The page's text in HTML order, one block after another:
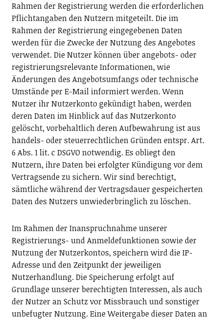
Rahmen der Registrierung werden die erforderlichen
Pflichtangaben den Nutzern mitgeteilt. Die im
Rahmen der Registrierung eingegebenen Daten
werden für die Zwecke der Nutzung des Angebotes
verwendet. Die Nutzer können über angebots- oder
registrierungsrelevante Informationen, wie
Änderungen des Angebotsumfangs oder technische
Umstände per E-Mail informiert werden. Wenn
Nutzer ihr Nutzerkonto gekündigt haben, werden
deren Daten im Hinblick auf das Nutzerkonto
gelöscht, vorbehaltlich deren Aufbewahrung ist aus
handels- oder steuerrechtlichen Gründen entspr. Art.
6 Abs. 1 lit. c DSGVO notwendig. Es obliegt den
Nutzern, ihre Daten bei erfolgter Kündigung vor dem
Vertragsende zu sichern. Wir sind berechtigt,
sämtliche während der Vertragsdauer gespeicherten
Daten des Nutzers unwiederbringlich zu löschen.
Im Rahmen der Inanspruchnahme unserer
Registrierungs- und Anmeldefunktionen sowie der
Nutzung der Nutzerkontos, speichern wird die IP-
Adresse und den Zeitpunkt der jeweiligen
Nutzerhandlung. Die Speicherung erfolgt auf
Grundlage unserer berechtigten Interessen, als auch
der Nutzer an Schutz vor Missbrauch und sonstiger
unbefugter Nutzung. Eine Weitergabe dieser Daten an